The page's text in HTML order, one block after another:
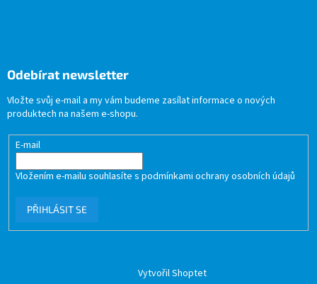
Odebírat newsletter
Vložte svůj e-mail a my vám budeme zasílat informace o nových
produktech na našem e-shopu.
E-mail
Vložením e-mailu souhlasíte s podmínkami ochrany osobních údajů
PŘIHLÁSIT SE
Vytvořil Shoptet